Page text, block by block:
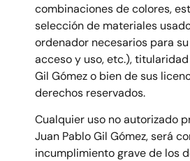
combinaciones de colores,
selección de materiales
ordenador necesarios para
acceso y uso, etc.),
Gil Gómez o bien de sus
derechos reservados.
Cualquier uso no autorizado
Juan Pablo Gil Gómez, será
incumplimiento grave de los